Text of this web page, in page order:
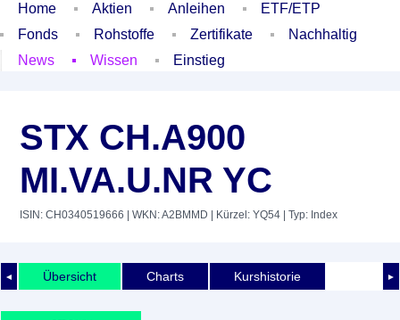
Home Aktien Anleihen
ETF/ETP
Fonds
Rohstoffe Zertifikate
Nachhaltig
News
Wissen Einstieg
STX CH.A900
MI.VA.U.NR YC
ISIN: CH0340519666 | WKN: A2BMMD | Kürzel: YQ54 | Typ: Index
◄ ►
Übersicht Charts Kurshistorie